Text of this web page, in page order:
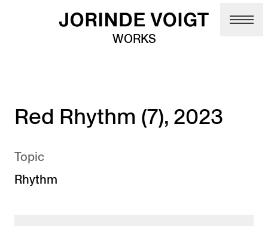
Skip to main content
WORKS
Red Rhythm (7), 2023
Topic
Rhythm